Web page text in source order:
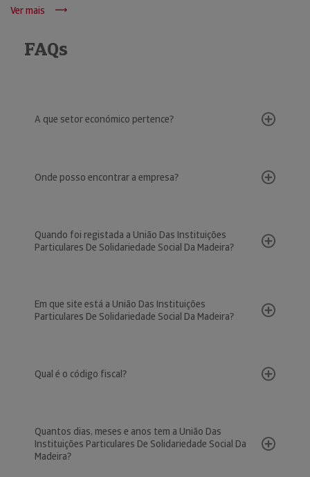
Ver mais
FAQs
A que setor económico pertence?
Onde posso encontrar a empresa?
Quando foi registada a União Das Instituições
Particulares De Solidariedade Social Da Madeira?
Em que site está a União Das Instituições
Particulares De Solidariedade Social Da Madeira?
Qual é o código fiscal?
Quantos dias, meses e anos tem a União Das
Instituições Particulares De Solidariedade Social Da
Madeira?